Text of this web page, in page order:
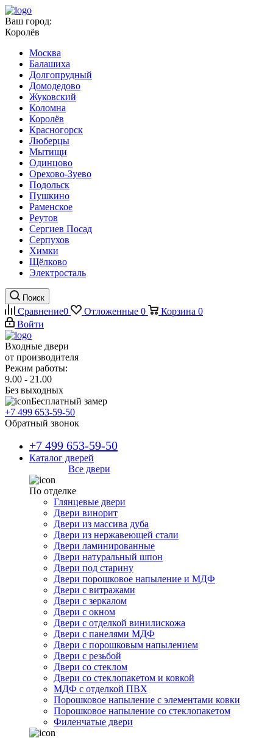
Ваш город:
Королёв
Москва
Балашиха
Долгопрудный
Домодедово
Жуковский
Коломна
Королёв
Красногорск
Люберцы
Мытищи
Одинцово
Орехово-Зуево
Подольск
Пушкино
Раменское
Реутов
Сергиев Посад
Серпухов
Химки
Щёлково
Электросталь
Поиск
Сравнение0 Отложенные 0 Корзина 0
Войти
Входные двери
от производителя
Режим работы:
9.00 - 21.00
Без выходных
Бесплатный замер
+7 499 653-59-50
Обратный звонок
+7 499 653-59-50
Каталог дверей
Все двери
По отделке
Глянцевые двери
Двери винорит
Двери из массива дуба
Двери из нержавеющей стали
Двери ламинированные
Двери натуральный шпон
Двери под старину
Двери порошковое напыление и МДФ
Двери с витражами
Двери с зеркалом
Двери с окном
Двери с отделкой винилискожа
Двери с панелями МДФ
Двери с порошковым напылением
Двери с резьбой
Двери со стеклом
Двери со стеклопакетом и ковкой
МДФ с отделкой ПВХ
Порошковое напыление с элементами ковки
Порошковое напыление со стеклопакетом
Филенчатые двери